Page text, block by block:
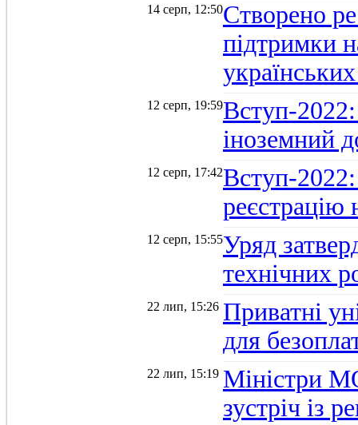
14 серп, 12:50Створено
підтримки
12 серп, 19:59Вступ-
іноземний
12 серп, 17:42Вступ-
12 серп, 15:55Уряд
технічних
22 лип, 15:26 Приватні
для
22 лип, 15:19 Міністри
зустріч із